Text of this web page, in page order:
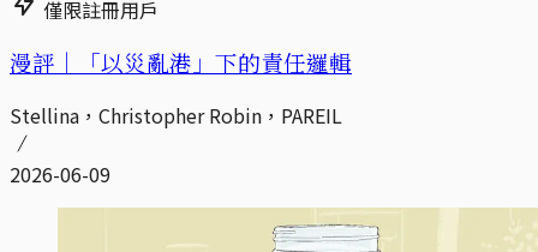
僅限註冊用戶
漫評｜「以災亂港」下的責任邏輯
Stellina，Christopher Robin，PAREIL
2026-06-09